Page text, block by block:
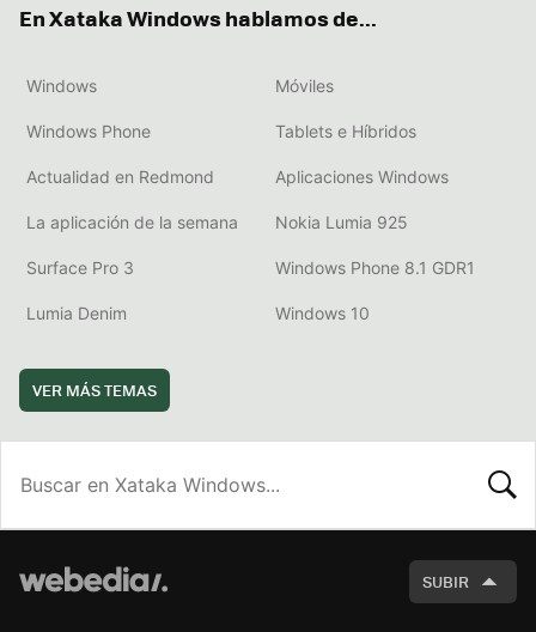
En Xataka Windows hablamos de...
Windows Móviles
Windows Phone Tablets e Híbridos
Actualidad en Redmond Aplicaciones Windows
La aplicación de la semana Nokia Lumia 925
Surface Pro 3 Windows Phone 8.1 GDR1
Lumia Denim Windows 10
VER MÁS TEMAS
SUBIR